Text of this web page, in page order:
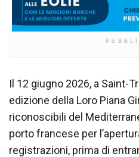
Il 12 giugno 2026, a Saint-
edizione della Loro Piana
riconoscibili del
porto francese per
registrazioni, prima di